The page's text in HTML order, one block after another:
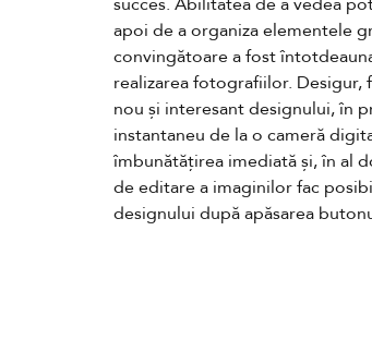
apoi de a organiza elementele
convingătoare a fost
realizarea fotografiilor.
nou și interesant designului, în
instantaneu de la o cameră
îmbunătățirea imediată și, în al
de editare a imaginilor fac
designului după apăsarea